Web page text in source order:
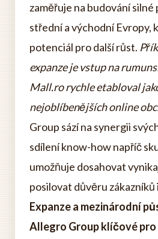
zaměřuje na budování
střední a východní Evropy,
potenciál pro další růst.
expanze je vstup na
Mall.ro rychle etabloval
nejoblíbenějších online
Group sází na synergii
sdílení know-how napříč
umožňuje dosahovat
posilovat důvěru
Expanze a mezinárodní
Allegro Group klíčové pro